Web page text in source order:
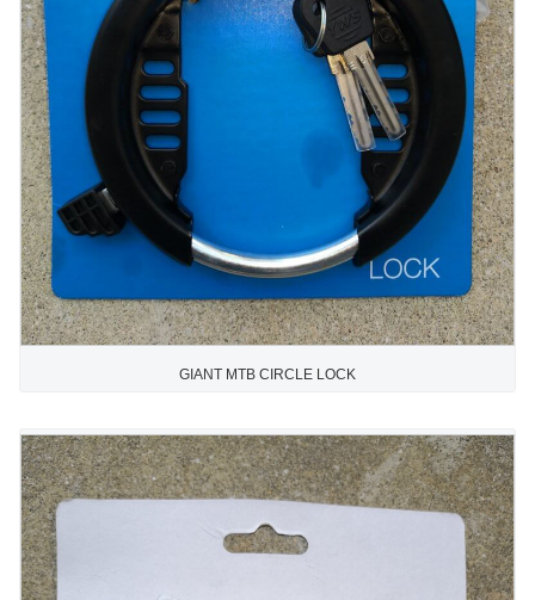
GIANT MTB CIRCLE LOCK